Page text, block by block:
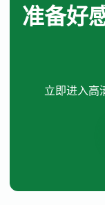
准备好
立即进入高